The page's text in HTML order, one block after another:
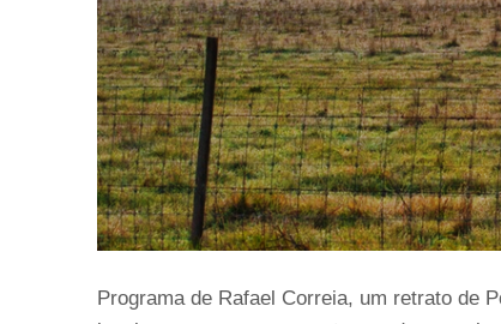
Programa de Rafael Correia, um retrato de